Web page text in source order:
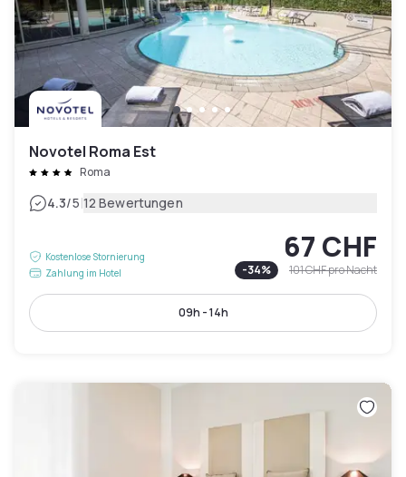
Novotel Roma Est
Roma
4.3/5|12 Bewertungen
Kostenlose Stornierung
Zahlung im Hotel
67 CHF
-34% 101 CHFpro Nacht
09h - 14h